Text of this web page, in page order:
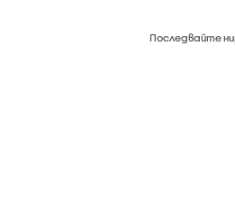
Последвайте ни